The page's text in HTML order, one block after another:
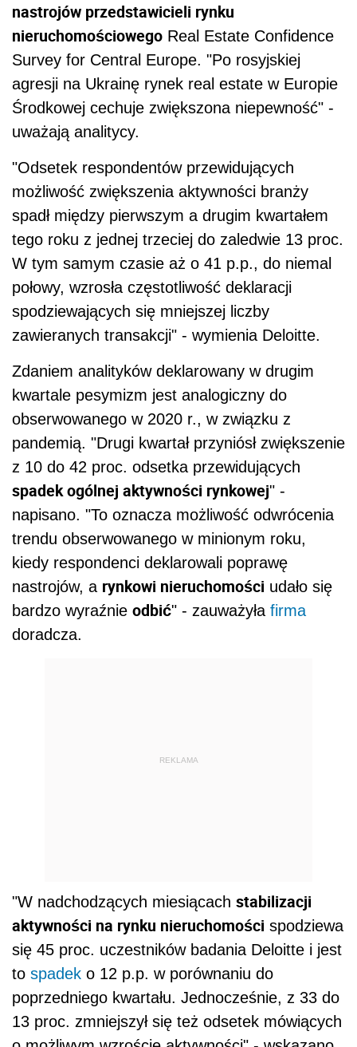
nastrojów przedstawicieli rynku
nieruchomościowego Real Estate Confidence
Survey for Central Europe. "Po rosyjskiej
agresji na Ukrainę rynek real estate w Europie
Środkowej cechuje zwiększona niepewność" -
uważają analitycy.
"Odsetek respondentów przewidujących
możliwość zwiększenia aktywności branży
spadł między pierwszym a drugim kwartałem
tego roku z jednej trzeciej do zaledwie 13 proc.
W tym samym czasie aż o 41 p.p., do niemal
połowy, wzrosła częstotliwość deklaracji
spodziewających się mniejszej liczby
zawieranych transakcji" - wymienia Deloitte.
Zdaniem analityków deklarowany w drugim
kwartale pesymizm jest analogiczny do
obserwowanego w 2020 r., w związku z
pandemią. "Drugi kwartał przyniósł zwiększenie
z 10 do 42 proc. odsetka przewidujących
spadek ogólnej aktywności rynkowej" -
napisano. "To oznacza możliwość odwrócenia
trendu obserwowanego w minionym roku,
kiedy respondenci deklarowali poprawę
nastrojów, a rynkowi nieruchomości udało się
bardzo wyraźnie odbić" - zauważyła firma
doradcza.
REKLAMA
"W nadchodzących miesiącach stabilizacji
aktywności na rynku nieruchomości spodziewa
się 45 proc. uczestników badania Deloitte i jest
to spadek o 12 p.p. w porównaniu do
poprzedniego kwartału. Jednocześnie, z 33 do
13 proc. zmniejszył się też odsetek mówiących